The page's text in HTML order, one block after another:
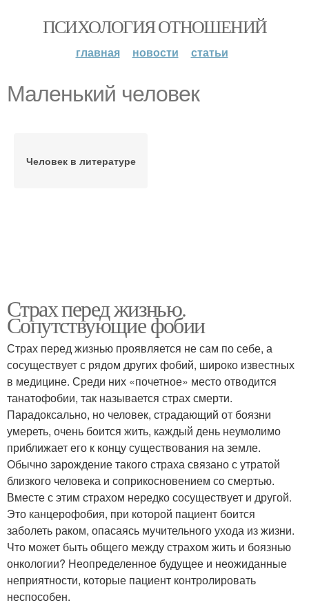
ПСИХОЛОГИЯ ОТНОШЕНИЙ
главная новости статьи
Маленький человек
Человек в литературе
Страх перед жизнью.
Сопутствующие фобии
Страх перед жизнью проявляется не сам по себе, а
сосуществует с рядом других фобий, широко известных
в медицине. Среди них «почетное» место отводится
танатофобии, так называется страх смерти.
Парадоксально, но человек, страдающий от боязни
умереть, очень боится жить, каждый день неумолимо
приближает его к концу существования на земле.
Обычно зарождение такого страха связано с утратой
близкого человека и соприкосновением со смертью.
Вместе с этим страхом нередко сосуществует и другой.
Это канцерофобия, при которой пациент боится
заболеть раком, опасаясь мучительного ухода из жизни.
Что может быть общего между страхом жить и боязнью
онкологии? Неопределенное будущее и неожиданные
неприятности, которые пациент контролировать
неспособен.